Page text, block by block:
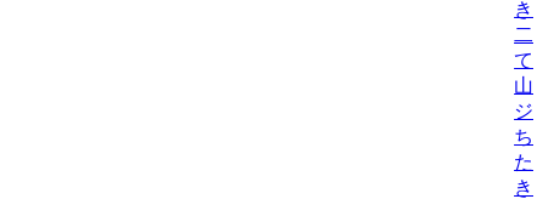
き
二
て
山
ジ
ち
た
き